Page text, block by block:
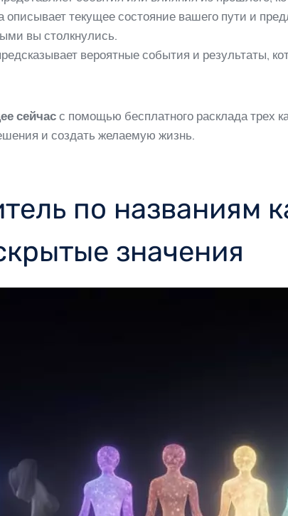
описывает текущее состояние вашего пути и
вы столкнулись.
вероятные события и результаты,
сейчас с помощью бесплатного расклада трех
и создать желаемую жизнь.
по названиям
значения